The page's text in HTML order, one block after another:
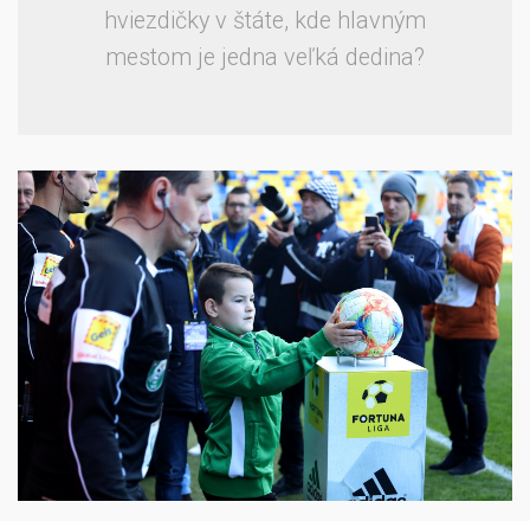
hviezdičky v štáte, kde hlavným
mestom je jedna veľká dedina?